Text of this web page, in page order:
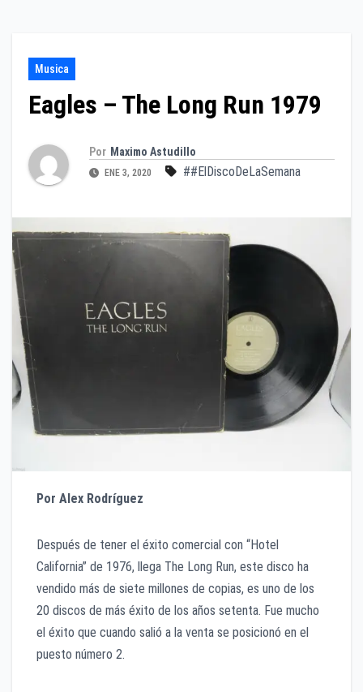
Musica
Eagles – The Long Run 1979
Por Maximo Astudillo
ENE 3, 2020 ##ElDiscoDeLaSemana
Por Alex Rodríguez
Después de tener el éxito comercial con “Hotel
California” de 1976, llega The Long Run, este disco ha
vendido más de siete millones de copias, es uno de los
20 discos de más éxito de los años setenta. Fue mucho
el éxito que cuando salió a la venta se posicionó en el
puesto número 2.